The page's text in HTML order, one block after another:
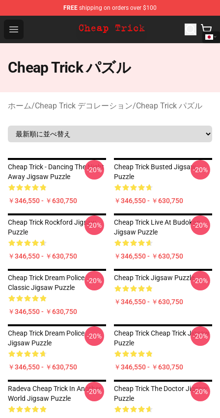
FREE shipping on orders over $100
Open menu
Cheap Trick Store - Official Cheap Trick Merchandise
Cheap Trick パズル
ホーム/Cheap Trick デコレーション/Cheap Trick パズル
Cheap Trick - Dancing The Night
Away Jigsaw Puzzle
￥346,550 - ￥630,750
-20%
Cheap Trick Busted Jigsaw
Puzzle
￥346,550 - ￥630,750
-20%
Cheap Trick Rockford Jigsaw
Puzzle
￥346,550 - ￥630,750
-20%
Cheap Trick Live At Budokan
Jigsaw Puzzle
￥346,550 - ￥630,750
-20%
Cheap Trick Dream Police
Classic Jigsaw Puzzle
￥346,550 - ￥630,750
-20% Cheap Trick Jigsaw Puzzle
￥346,550 - ￥630,750
-20%
Cheap Trick Dream Police
Jigsaw Puzzle
￥346,550 - ￥630,750
-20%
Cheap Trick Cheap Trick Jigsaw
Puzzle
￥346,550 - ￥630,750
-20%
Radeva Cheap Trick In Another
World Jigsaw Puzzle
-20%
Cheap Trick The Doctor Jigsaw
Puzzle
-20%